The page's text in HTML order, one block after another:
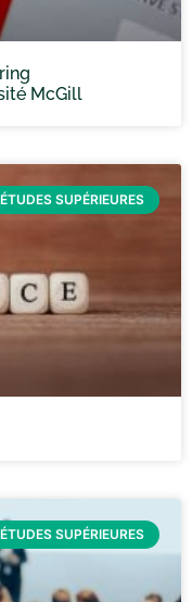
McGill
ÉTUDES SUPÉRIEURES
ÉTUDES SUPÉRIEURES